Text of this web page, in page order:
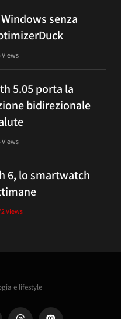
senza
Views
5.05 porta la
bidirezionale
Views
6, lo smartwatch
Views